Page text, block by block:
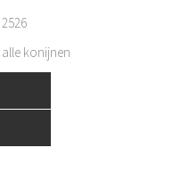
2526
alle konijnen